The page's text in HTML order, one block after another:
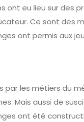
ont eu lieu sur des
Ce sont des
ont permis aux
par les métiers du
Mais aussi de
ont été